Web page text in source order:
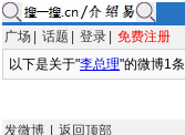
广场 话题 登录
免费注册
以下是关于"李总理"的微博1条
发微博
返回顶部